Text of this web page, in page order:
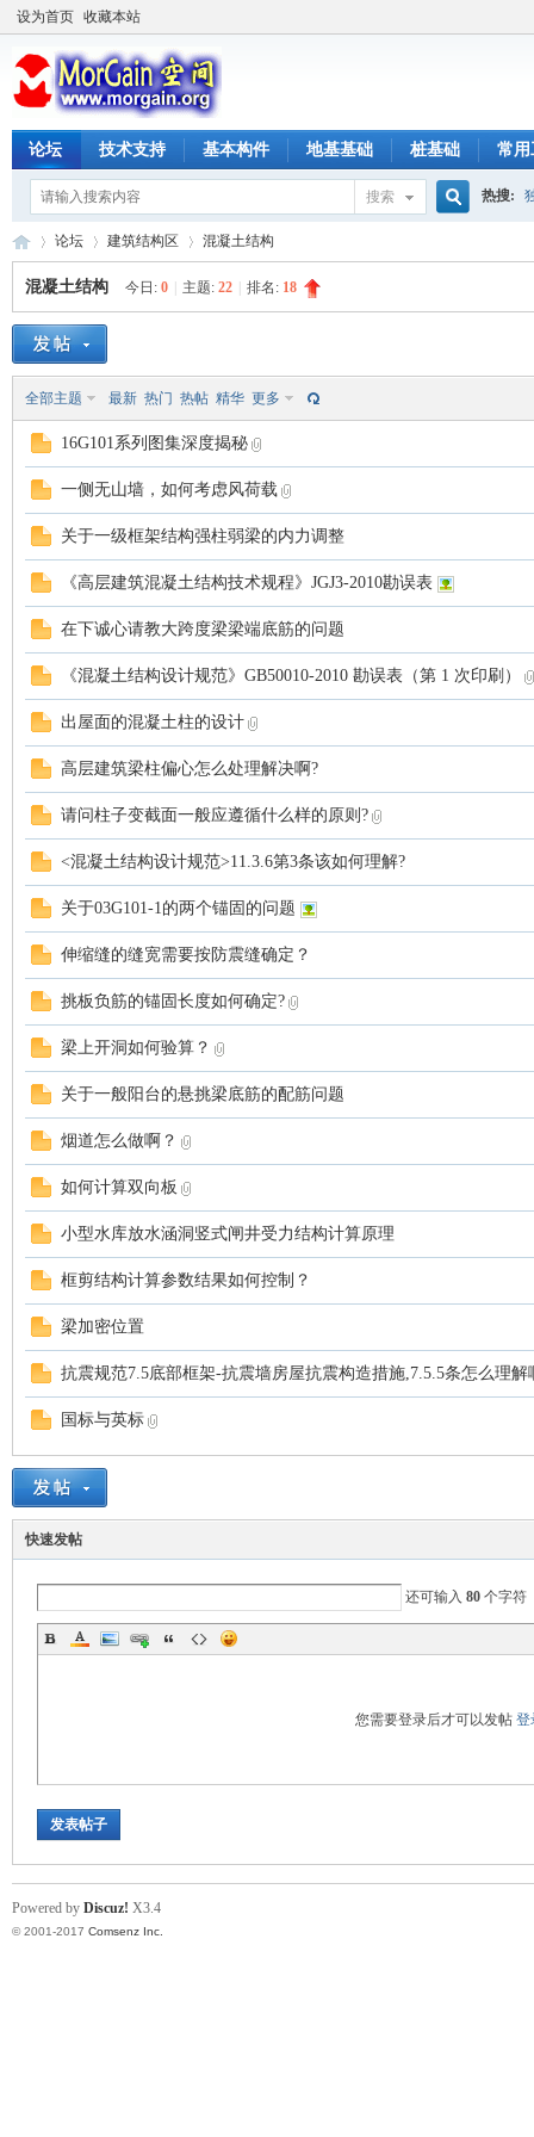
设为首页 收藏本站
论坛 技术支持 基本构件 地基基础 桩基础 常用
搜索 热搜:
间
»
论坛
›
建筑结构区 混凝土结构
混凝土结构 今日: 0 主题: 22 排名: 18
全部主题 最新 热门 热帖 精华 更多
16G101系列图集深度揭秘
一侧无山墙，如何考虑风荷载
关于一级框架结构强柱弱梁的内力调整
《高层建筑混凝土结构技术规程》JGJ3-2010勘误表
在下诚心请教大跨度梁梁端底筋的问题
《混凝土结构设计规范》GB50010-2010 勘误表（第 1 次印刷）
出屋面的混凝土柱的设计
高层建筑梁柱偏心怎么处理解决啊?
请问柱子变截面一般应遵循什么样的原则?
<混凝土结构设计规范>11.3.6第3条该如何理解?
关于03G101-1的两个锚固的问题
伸缩缝的缝宽需要按防震缝确定？
挑板负筋的锚固长度如何确定?
梁上开洞如何验算？
关于一般阳台的悬挑梁底筋的配筋问题
烟道怎么做啊？
如何计算双向板
小型水库放水涵洞竖式闸井受力结构计算原理
框剪结构计算参数结果如何控制？
梁加密位置
抗震规范7.5底部框架-抗震墙房屋抗震构造措施,7.5.5条怎么理解
国标与英标
快速发帖
还可输入 80 个字符
您需要登录后才可以发帖 登
发表帖子
Powered by Discuz! X3.4
© 2001-2017 Comsenz Inc.